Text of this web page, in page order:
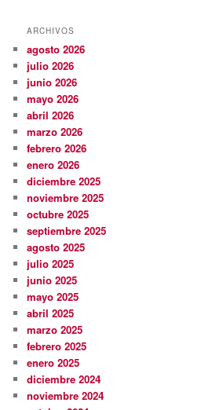
ARCHIVOS
agosto 2026
julio 2026
junio 2026
mayo 2026
abril 2026
marzo 2026
febrero 2026
enero 2026
diciembre 2025
noviembre 2025
octubre 2025
septiembre 2025
agosto 2025
julio 2025
junio 2025
mayo 2025
abril 2025
marzo 2025
febrero 2025
enero 2025
diciembre 2024
noviembre 2024